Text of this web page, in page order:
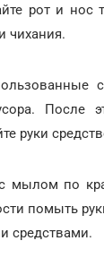
рот и нос
чихания.
После
руки
мылом по
помыть
средствами.